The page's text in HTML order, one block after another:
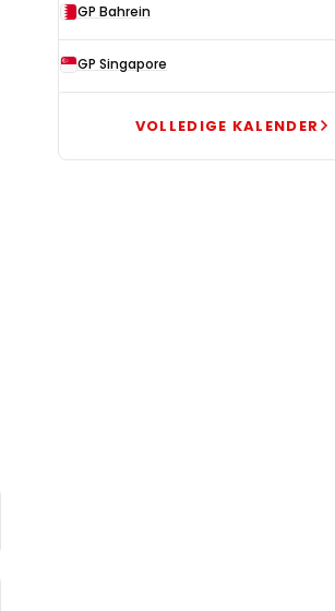
GP Bahrein
GP Singapore
VOLLEDIGE KALENDER